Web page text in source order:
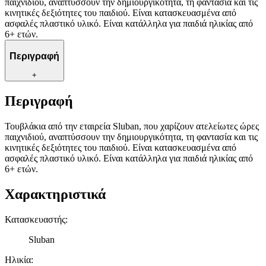
παιχνιδιού, αναπτύσσουν την δημιουργικότητα, τη φαντασία και τις
κινητικές δεξιότητες του παιδιού. Είναι κατασκευασμένα από
ασφαλές πλαστικό υλικό. Είναι κατάλληλα για παιδιά ηλικίας από
6+ ετών.
Περιγραφή
+
Περιγραφή
Τουβλάκια από την εταιρεία Sluban, που χαρίζουν ατελείωτες ώρες
παιχνιδιού, αναπτύσσουν την δημιουργικότητα, τη φαντασία και τις
κινητικές δεξιότητες του παιδιού. Είναι κατασκευασμένα από
ασφαλές πλαστικό υλικό. Είναι κατάλληλα για παιδιά ηλικίας από
6+ ετών.
Χαρακτηριστικά
Κατασκευαστής:
Sluban
Ηλικία: